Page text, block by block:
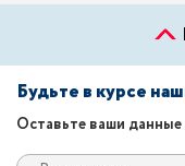
Будьте в курсе
Оставьте ваши